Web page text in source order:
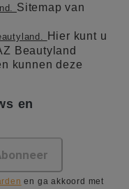
Sitemap van
Hier kunt u
Beautyland
kunnen deze
en
en ga akkoord met